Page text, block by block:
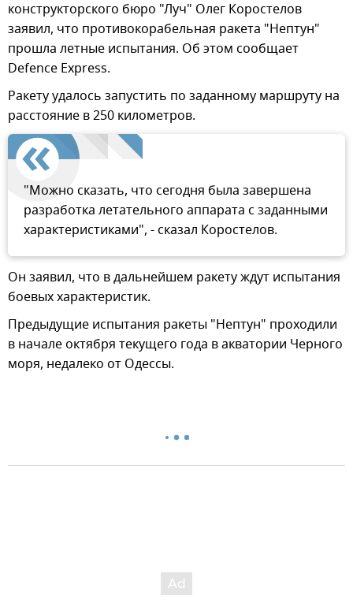
конструкторского бюро "Луч" Олег Коростелов
заявил, что противокорабельная ракета "Нептун"
прошла летные испытания. Об этом сообщает
Defence Express.
Ракету удалось запустить по заданному маршруту на
расстояние в 250 километров.
"Можно сказать, что сегодня была завершена
разработка летательного аппарата с заданными
характеристиками", - сказал Коростелов.
Он заявил, что в дальнейшем ракету ждут испытания
боевых характеристик.
Предыдущие испытания ракеты "Нептун" проходили
в начале октября текущего года в акватории Черного
моря, недалеко от Одессы.